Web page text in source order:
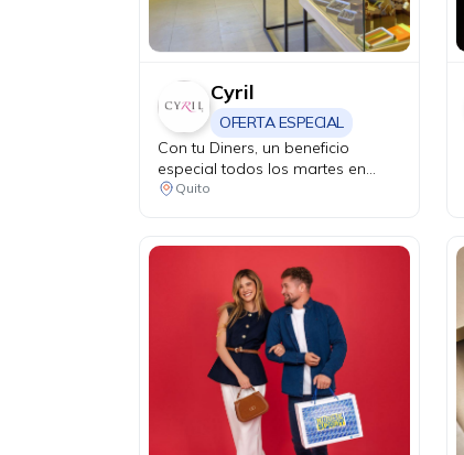
Cyril
OFERTA ESPECIAL
Con tu Diners, un beneficio
especial todos los martes en
bebidas calientes, postres
Quito